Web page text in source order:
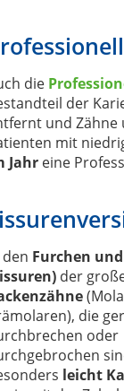
die
der
und Zähne
mit
Jahr eine
den Furchen
der
die
oder
leicht